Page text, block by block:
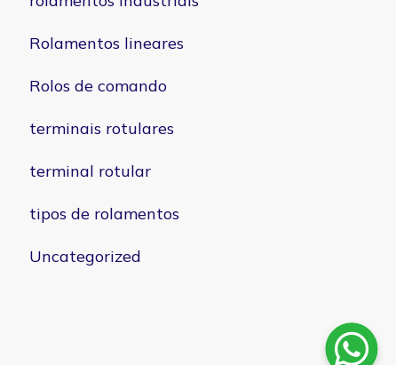
Rolamentos lineares
Rolos de comando
terminais rotulares
terminal rotular
tipos de rolamentos
Uncategorized